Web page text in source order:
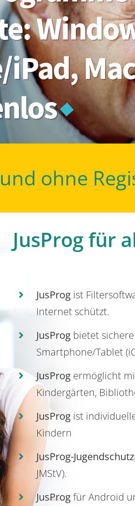
ohne
JusProg für
JusProgist
Internet schützt.
JusProgbietet sichere
Smartphone/Tablet
JusProg ermöglicht
Kindergärten,
JusProgist
Kindern
JusProg-
JMStV).
JusProgfür Android